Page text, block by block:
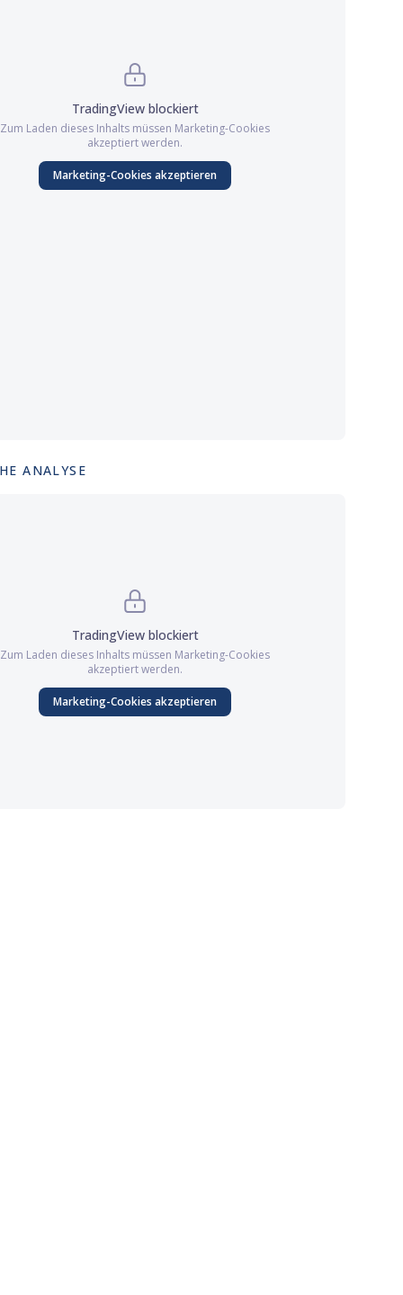
TradingViewblockiert
Zum Laden dieses Inhalts müssen Marketing-Cookies
akzeptiert werden.
Marketing-Cookies akzeptieren
ANALYSE
TradingViewblockiert
Zum Laden dieses Inhalts müssen Marketing-Cookies
akzeptiert werden.
Marketing-Cookies akzeptieren